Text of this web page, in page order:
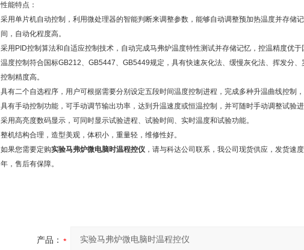
性能特点：
采用单片机自动控制，利用微处理器的智能判断来调整参数，能够自动调整预加热温度并存储
间，自动化程度高。
采用PID控制算法和自适应控制技术，自动完成马弗炉温度特性测试并存储记忆，控温精度优于
温度控制符合国标GB212、GB5447、GB5449规定，具有快速灰化法、缓慢灰化法、挥发分、
控制精度高。
具有二个自选程序，用户可根据需要分别设定五段时间温度控制进程，完成多种升温曲线控制，
具有手动控制功能，可手动调节输出功率，达到升温速度或恒温控制，并可随时手动调整试验进
采用高亮度数码显示，可同时显示试验进程、试验时间、实时温度和试验功能。
整机结构合理，造型美观，体积小，重量轻，维修性好。
如果您需要定购实验马弗炉微电脑时温程控仪 ，请与科达公司联系，我公司现货供应，发货速
年，售后有保障。
产品：